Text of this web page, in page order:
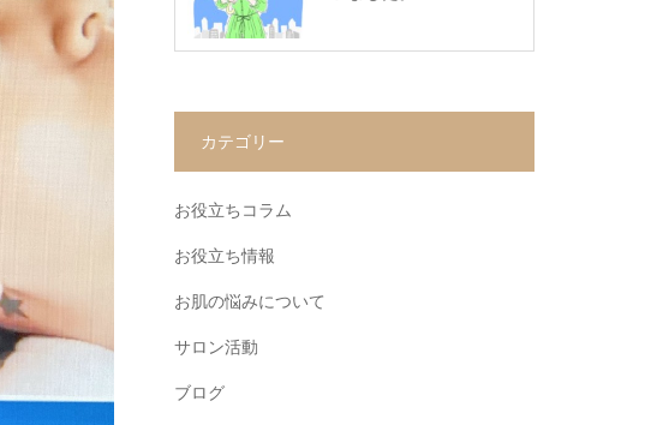
カテゴリー
お役立ちコラム
お役立ち情報
お肌の悩みについて
サロン活動
ブログ